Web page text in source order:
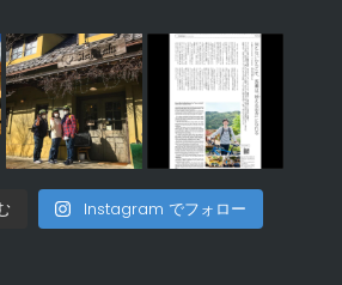
Instagram でフォロー